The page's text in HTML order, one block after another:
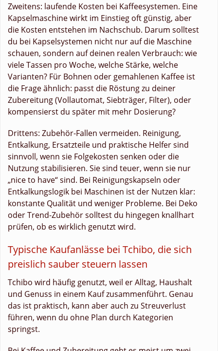
Zweitens: laufende Kosten bei Kaffeesystemen. Eine
Kapselmaschine wirkt im Einstieg oft günstig, aber
die Kosten entstehen im Nachschub. Darum solltest
du bei Kapselsystemen nicht nur auf die Maschine
schauen, sondern auf deinen realen Verbrauch: wie
viele Tassen pro Woche, welche Stärke, welche
Varianten? Für Bohnen oder gemahlenen Kaffee ist
die Frage ähnlich: passt die Röstung zu deiner
Zubereitung (Vollautomat, Siebträger, Filter), oder
kompensierst du später mit mehr Dosierung?
Drittens: Zubehör-Fallen vermeiden. Reinigung,
Entkalkung, Ersatzteile und praktische Helfer sind
sinnvoll, wenn sie Folgekosten senken oder die
Nutzung stabilisieren. Sie sind teuer, wenn sie nur
„nice to have“ sind. Bei Reinigungskapseln oder
Entkalkungslogik bei Maschinen ist der Nutzen klar:
konstante Qualität und weniger Probleme. Bei Deko
oder Trend-Zubehör solltest du hingegen knallhart
prüfen, ob es wirklich genutzt wird.
Typische Kaufanlässe bei Tchibo, die sich
preislich sauber steuern lassen
Tchibo wird häufig genutzt, weil er Alltag, Haushalt
und Genuss in einem Kauf zusammenführt. Genau
das ist praktisch, kann aber auch zu Streuverlust
führen, wenn du ohne Plan durch Kategorien
springst.